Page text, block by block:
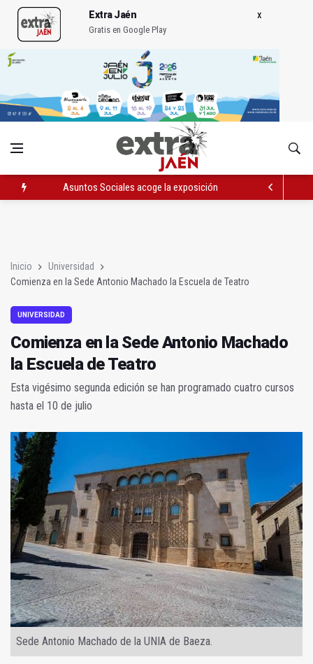
Extra Jaén
Gratis en Google Play
Asuntos Sociales acoge la exposición "Miradas II" de Rubén
Inicio
Universidad
Comienza en la Sede Antonio Machado la Escuela de Teatro
UNIVERSIDAD
Comienza en la Sede Antonio Machado
la Escuela de Teatro
Esta vigésimo segunda edición se han programado cuatro cursos
hasta el 10 de julio
Sede Antonio Machado de la UNIA de Baeza.